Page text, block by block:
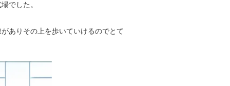
でした。
ありその上を歩いていけるのでとて